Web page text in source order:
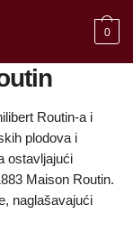
0
Routin-a i
plodova i
ostavljajući
Maison Routin.
naglašavajući